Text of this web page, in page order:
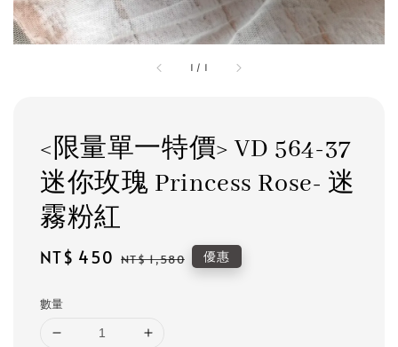
1 / 1
<限量單一特價> VD 564-37
迷你玫瑰 Princess Rose- 迷
霧粉紅
Sale
NT$ 450 Regular
NT$ 1,580 優惠
數量